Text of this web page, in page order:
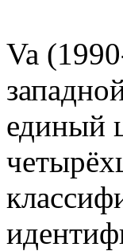
Va
единый